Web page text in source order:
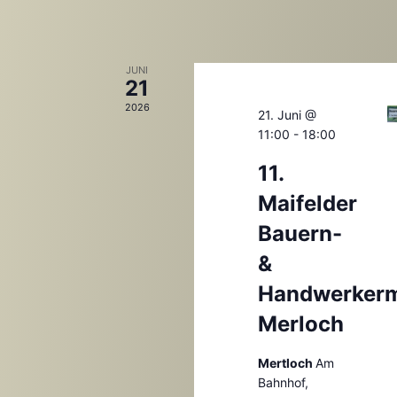
JUNI
21
2026
21. Juni @
11:00 -18:00
11.
Maifelder
Bauern-
&
Merloch
MertlochAm
Bahnhof,